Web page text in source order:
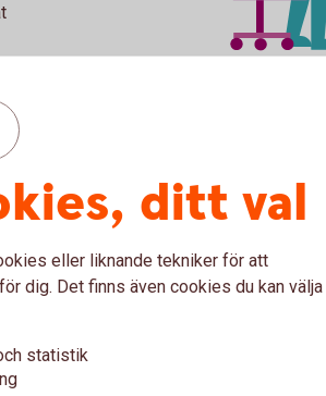
i
i
ditt val
eller liknande tekniker för att
dig. Det finns även cookies du kan
statistik